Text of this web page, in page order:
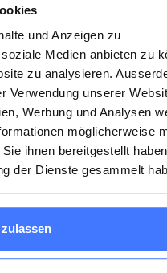
und Anzeigen zu
Medien anbieten zu
zu analysieren.
Verwendung unserer
Werbung und Analysen
möglicherweise
ihnen bereitgestellt
der Dienste gesammelt
Mitglied werden
in case of